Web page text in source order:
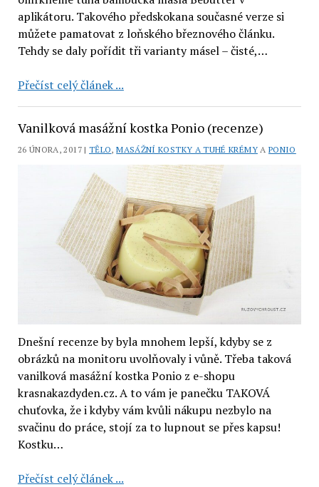
aplikátoru. Takového předskokana současné verze si
můžete pamatovat z loňského březnového článku.
Tehdy se daly pořídit tři varianty másel – čisté,…
Přečíst celý článek ...Bebutter
másla:
grep,
rakytník,
levandule,
čisté
a
citronová
tráva
(5
recenzí)
Vanilková masážní kostka Ponio (recenze)
26 ÚNORA, 2017 |TĚLO,MASÁŽNÍ KOSTKY A TUHÉ KRÉMYAPONIO
Dnešní recenze by byla mnohem lepší, kdyby se z
obrázků na monitoru uvolňovaly i vůně. Třeba taková
vanilková masážní kostka Ponio z e-shopu
krasnakazdyden.cz. A to vám je panečku TAKOVÁ
chuťovka, že i kdyby vám kvůli nákupu nezbylo na
svačinu do práce, stojí za to lupnout se přes kapsu!
Kostku…
Přečíst celý článek ...Vanilková